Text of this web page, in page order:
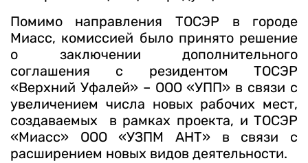
Помимо направления ТОСЭР в городе
Миасс, комиссией было принято решение
о заключении дополнительного
соглашения с резидентом ТОСЭР
«Верхний Уфалей» – ООО «УПП» в связи с
увеличением числа новых рабочих мест,
создаваемых в рамках проекта, и ТОСЭР
«Миасс» ООО «УЗПМ АНТ» в связи с
расширением новых видов деятельности.